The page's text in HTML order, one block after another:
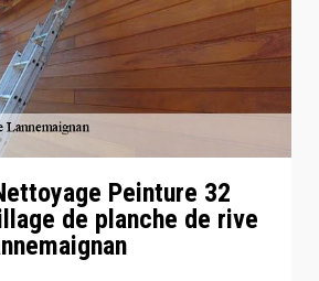
Peinture 32
de planche de rive